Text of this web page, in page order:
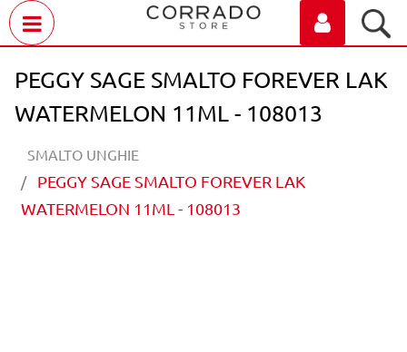
PEGGY SAGE SMALTO FOREVER LAK
WATERMELON 11ML - 108013
SMALTO UNGHIE
PEGGY SAGE SMALTO FOREVER LAK
WATERMELON 11ML - 108013